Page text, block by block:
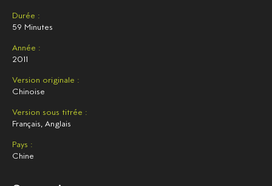
Durée :
59 Minutes
Année :
2011
Version originale :
Chinoise
Version sous titrée :
Français, Anglais
Pays :
Chine